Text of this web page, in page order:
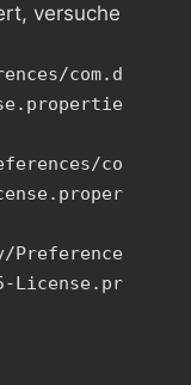
versuche
com.d
co
Preference
License.pr